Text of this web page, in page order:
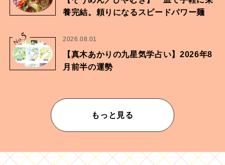
養完結。頼りになるスピードパワー麺
No.
5 2026.08.01
【真木あかりの九星気学占い】2026年8
月前半の運勢
もっと見る